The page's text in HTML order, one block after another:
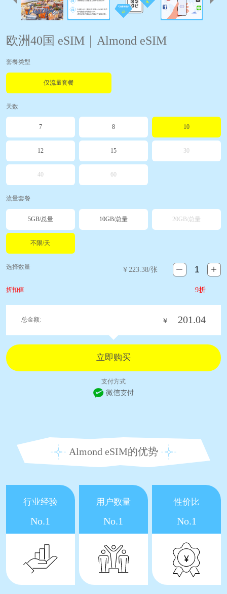
欧洲40国 eSIM｜Almond eSIM
套餐类型
仅流量套餐
天数
7 8 10
12 15 30
40 60
流量套餐
5GB/总量 10GB/总量 20GB/总量
不限/天
选择数量 ￥ 223.38/张
折扣值 9折
总金额: ￥ 201.04
支付方式
Almond eSIM的优势
行业经验
No.1
用户数量
No.1
性价比
No.1